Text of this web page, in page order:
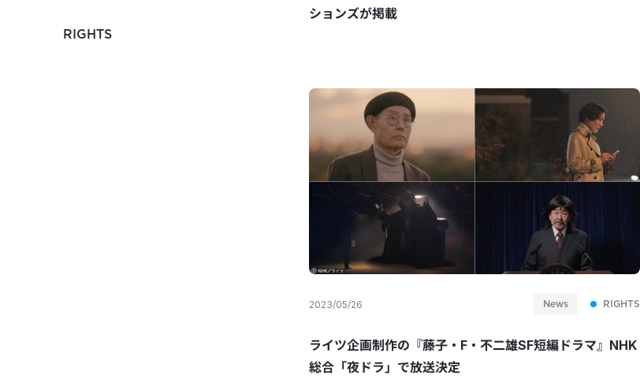
ションズが掲載
2023/05/26 News RIGHTS
ライツ企画制作の『藤子・F・不二雄SF短編ドラマ』NHK
総合「夜ドラ」で放送決定
RIGHTS